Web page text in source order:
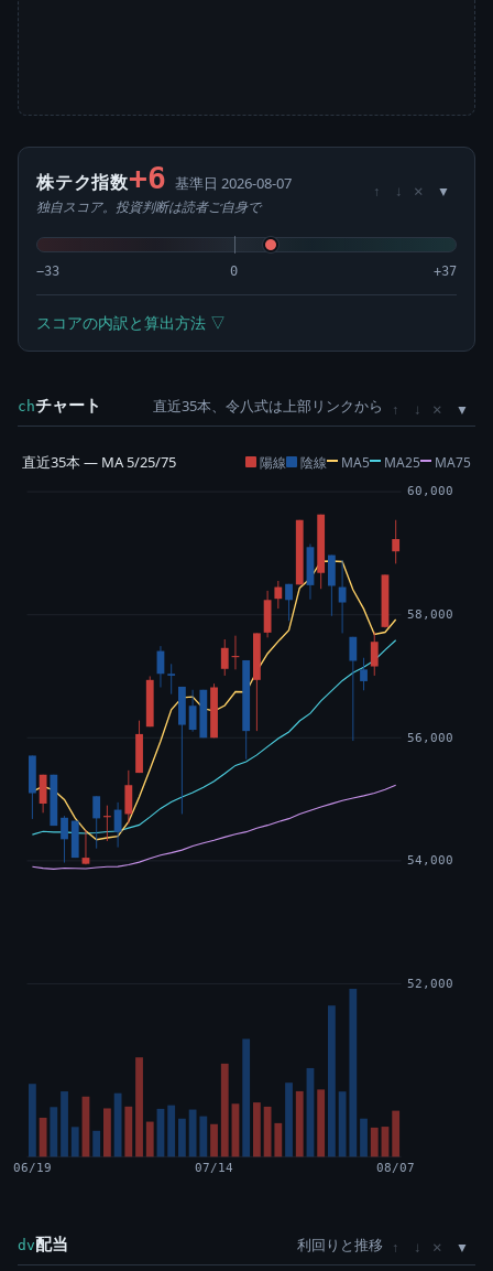
株テク指数+6 基準日 2026-08-07
独自スコア。投資判断は読者ご自身で
↑ ↓ ×
−33 0 +37
スコアの内訳と算出方法 ▽
chチャート 直近35本、令八式は上部リンクから ↑ ↓ ×
直近35本 — MA 5/25/75 陽線 陰線 MA5 MA25 MA75
52,000
54,000
56,000
58,000
60,000
06/19 07/14 08/07
dv配当 利回りと推移 ↑ ↓ ×